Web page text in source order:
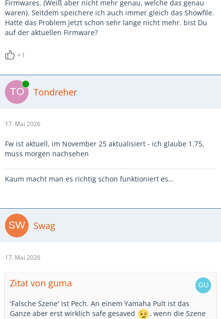
Firmwares. (Weiß aber nicht mehr genau, welche das genau
waren). Seitdem speichere ich auch immer gleich das Showfile.
Hatte das Problem jetzt schon sehr lange nicht mehr. bist Du
auf der aktuellen Firmware?
1
Online
Tondreher
17. Mai 2026
Fw ist aktuell, im November 25 aktualisiert - ich glaube 1.75,
muss morgen nachsehen
Kaum macht man es richtig schon funktioniert es…
Swag
17. Mai 2026
Zitat von guma
'Falsche Szene' ist Pech. An einem Yamaha Pult ist das
Ganze aber erst wirklich safe gesaved
, wenn die Szene